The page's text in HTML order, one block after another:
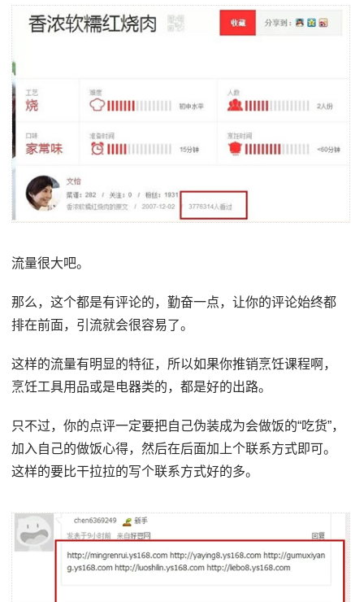
流量很大吧。
那么，这个都是有评论的，勤奋一点，让你的评论始终都
排在前面，引流就会很容易了。
这样的流量有明显的特征，所以如果你推销烹饪课程啊，
烹饪工具用品或是电器类的，都是好的出路。
只不过，你的点评一定要把自己伪装成为会做饭的“吃货”，
加入自己的做饭心得，然后在后面加上个联系方式即可。
这样的要比干拉拉的写个联系方式好的多。